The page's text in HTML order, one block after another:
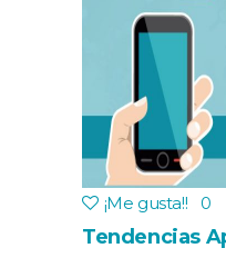
¡Me gusta!! 0
Tendencias